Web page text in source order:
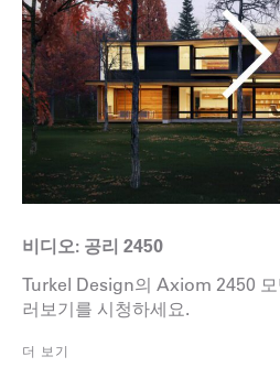
비디오: 공리 2450
Turkel Design의 Axiom 2450
러보기를 시청하세요.
더 보기